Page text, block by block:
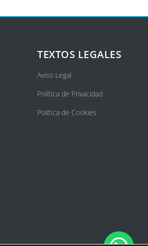
TEXTOS LEGALES
Aviso Legal
Política de Privacidad
Política de Cookies